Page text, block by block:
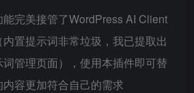
完美接管了WordPress AI Client
置提示词非常垃圾，我已提取出
管理页面），使用本插件即可替
容更加符合自己的需求